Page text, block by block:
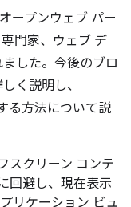
ープンウェブ パー
門家、ウェブ デ
した。今後のブロ
く説明し、
る方法について説
スクリーン コンテ
回避し、現在表示
リケーション ビュ